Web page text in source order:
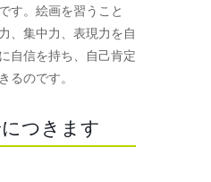
す。絵画を習うこと
、集中力、表現力を自
自信を持ち、自己肯定
るのです。
つきます